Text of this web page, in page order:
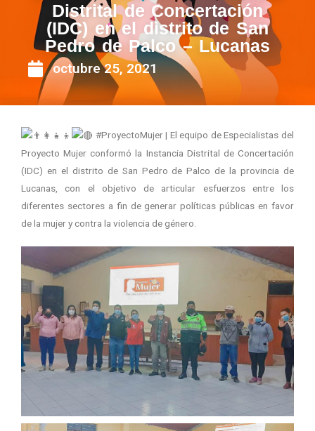
Distrital de Concertación
(IDC) en el distrito de San
Pedro de Palco – Lucanas
octubre 25, 2021
#ProyectoMujer | El equipo de Especialistas del
Proyecto Mujer conformó la Instancia Distrital de Concertación
(IDC) en el distrito de San Pedro de Palco de la provincia de
Lucanas, con el objetivo de articular esfuerzos entre los
diferentes sectores a fin de generar políticas públicas en favor
de la mujer y contra la violencia de género.